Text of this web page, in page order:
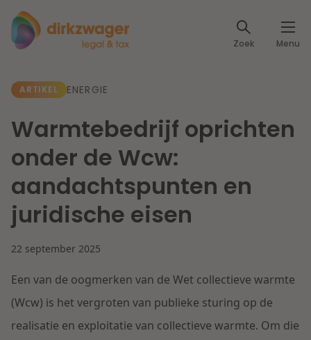
Zoek Menu
Expertises
Fiscaal
Arbeid & Pensioen
IE & Innovatie
Herstructurering & Insolventie
Dichtbij een toekomstbestendige zorg
Lees meer
Artikelen
Klantcases
Events
Specialisten
Over ons
Internationale partners
Werken bij
Contact
ARTIKEL ENERGIE
Warmtebedrijf oprichten
onder de Wcw:
aandachtspunten en
juridische eisen
22 september 2025
Een van de oogmerken van de Wet collectieve warmte
(Wcw) is het vergroten van publieke sturing op de
realisatie en exploitatie van collectieve warmte. Om die